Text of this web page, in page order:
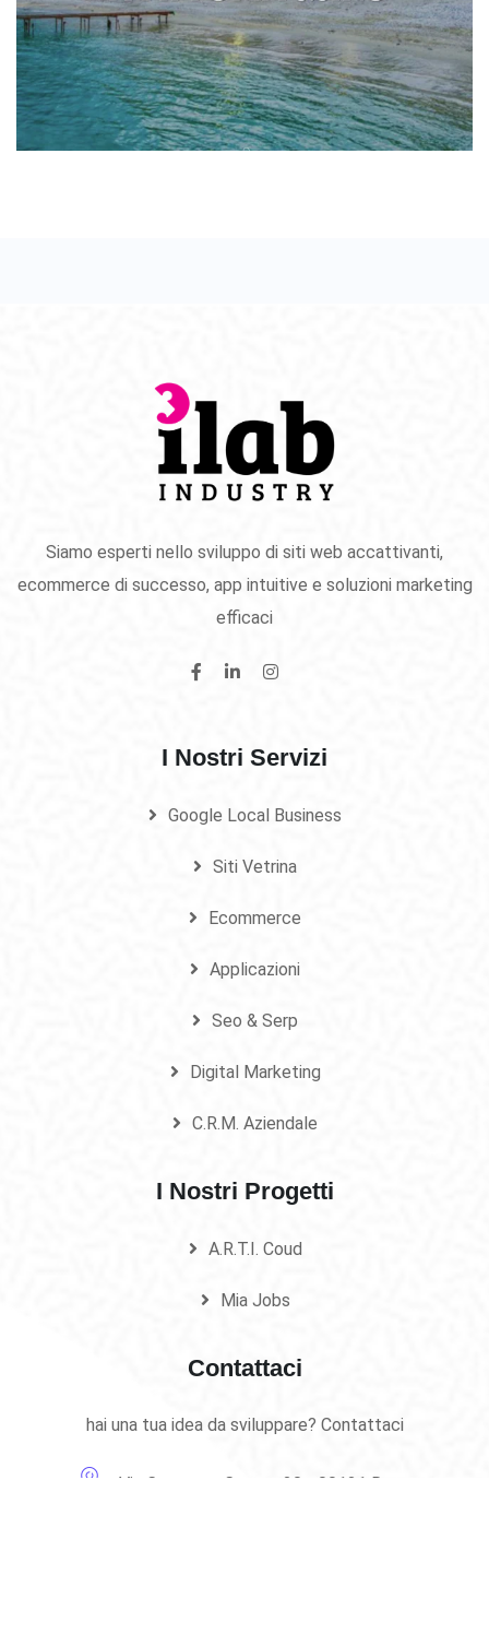
Siamo esperti nello sviluppo di siti web accattivanti,
ecommerce di successo, app intuitive e soluzioni marketing
efficaci
I Nostri Servizi
Google Local Business
Siti Vetrina
Ecommerce
Applicazioni
Seo & Serp
Digital Marketing
C.R.M. Aziendale
I Nostri Progetti
A.R.T.I. Coud
Mia Jobs
Contattaci
hai una tua idea da sviluppare? Contattaci
Via Costanzo Casana 20 - 00121 Roma